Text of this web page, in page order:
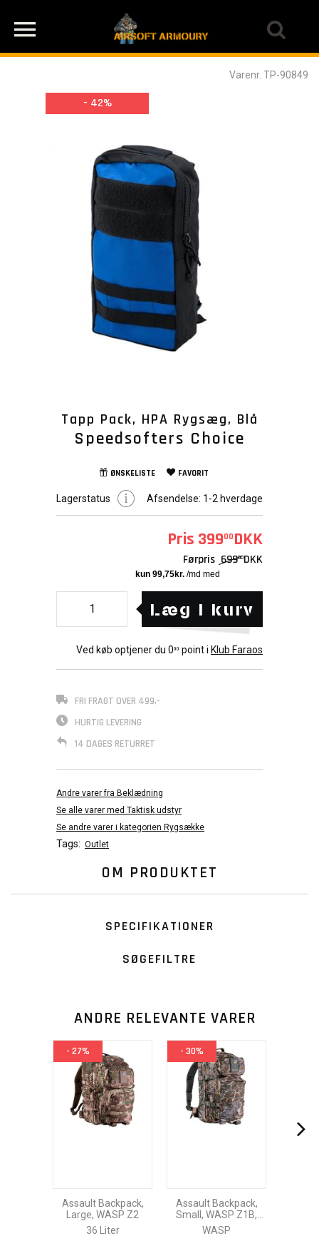
Varenr. TP-90849
- 42%
Tapp Pack, HPA Rygsæg, Blå
Speedsofters Choice
ØNSKELISTE FAVORIT
Lagerstatus Afsendelse: 1-2 hverdage
Pris 39900 DKK
Førpris 69900DKK
Læg i kurv
Ved køb optjener du 000 point i Klub Faraos
FRI FRAGT OVER 499,-
HURTIG LEVERING
14 DAGES RETURRET
Andre varer fra Beklædning
Se alle varer med Taktisk udstyr
Se andre varer i kategorien Rygsække
Tags: Outlet
OM PRODUKTET
SPECIFIKATIONER
SØGEFILTRE
ANDRE RELEVANTE VARER
- 27%
Assault Backpack,
Large, WASP Z2
36 Liter
- 30%
Assault Backpack,
Small, WASP Z1B,
Laser Cut
WASP